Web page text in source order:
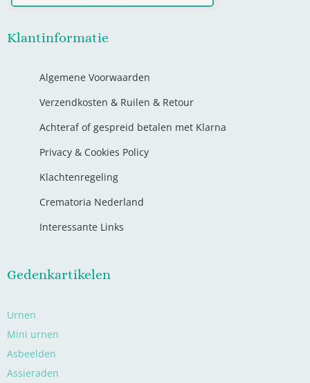
Klantinformatie
Algemene Voorwaarden
Verzendkosten & Ruilen & Retour
Achteraf of gespreid betalen met Klarna
Privacy & Cookies Policy
Klachtenregeling
Crematoria Nederland
Interessante Links
Gedenkartikelen
Urnen
Mini urnen
Asbeelden
Assieraden